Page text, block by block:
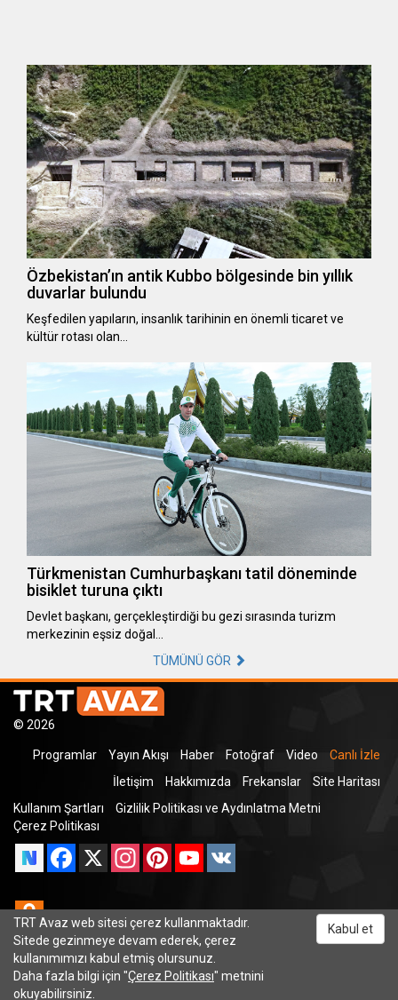
Özbekistan’ın antik Kubbo bölgesinde bin yıllık
duvarlar bulundu
Keşfedilen yapıların, insanlık tarihinin en önemli ticaret ve
kültür rotası olan…
Türkmenistan Cumhurbaşkanı tatil döneminde
bisiklet turuna çıktı
Devlet başkanı, gerçekleştirdiği bu gezi sırasında turizm
merkezinin eşsiz doğal…
TÜMÜNÜ GÖR
© 2026
Programlar Yayın Akışı Haber Fotoğraf Video
Canlı İzle
İletişim
Hakkımızda Frekanslar
Site Haritası
Kullanım Şartları
Gizlilik Politikası ve Aydınlatma Metni
Çerez Politikası
Facebook
X InstagramPinterestYouTube
Odnoklassniki
TRT Avaz web sitesi çerez kullanmaktadır.
Sitede gezinmeye devam ederek, çerez
kullanımımızı kabul etmiş olursunuz.
Daha fazla bilgi için "Çerez Politikası" metnini
okuyabilirsiniz.
Kabul et